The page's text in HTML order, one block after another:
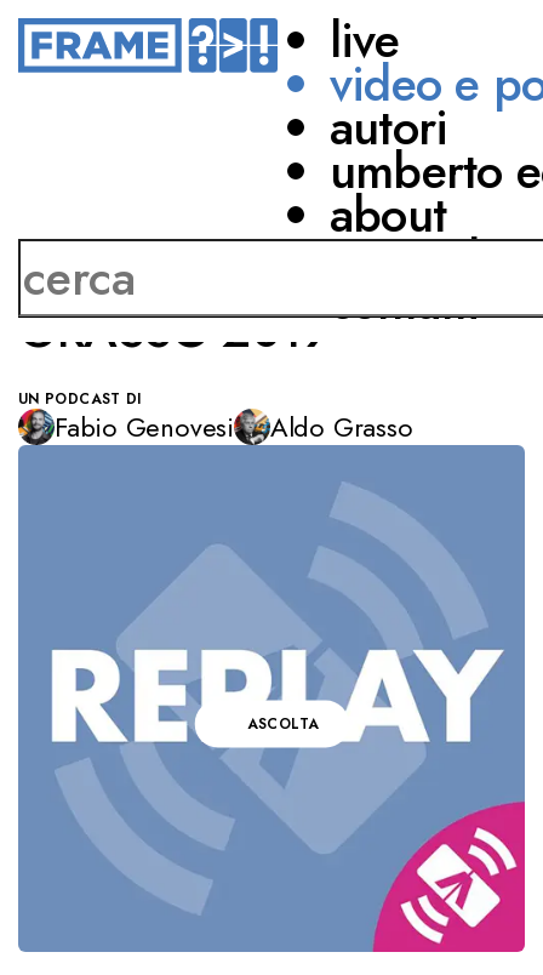
live
video e
autori
umberto
about
network
contatti
LA CIVILTÀ DELLE DUE
RUOTE
Fabio GENOVESI, Aldo
GRASSO 2019
UN PODCAST DI
Fabio Genovesi Aldo Grasso
ASCOLTA